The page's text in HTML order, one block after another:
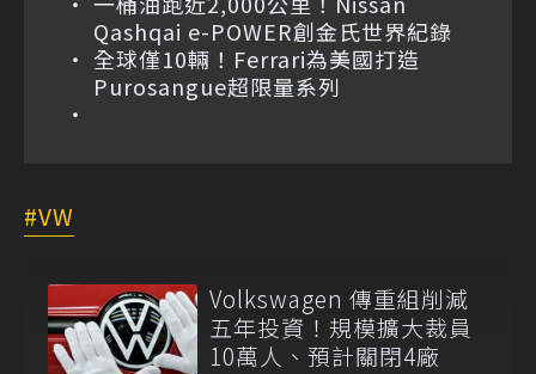
Qashqai e-POWER創金氏世界紀錄
全球僅10輛！Ferrari為美國打造
Purosangue超限量系列
VW
Volkswagen 傳重組削減
五年投資！規模擴大裁員
10萬人、預計關閉4廠